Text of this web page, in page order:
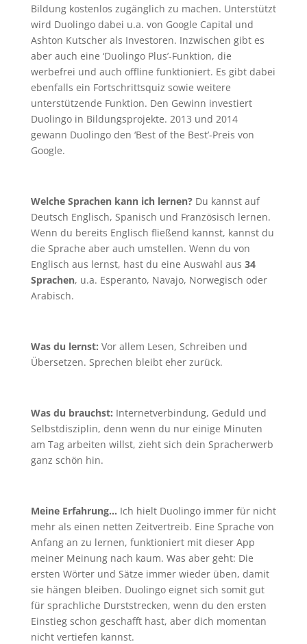
Bildung kostenlos zugänglich zu machen. Unterstützt
wird Duolingo dabei u.a. von Google Capital und
Ashton Kutscher als Investoren. Inzwischen gibt es
aber auch eine ‘Duolingo Plus’-Funktion, die
werbefrei und auch offline funktioniert. Es gibt dabei
ebenfalls ein Fortschrittsquiz sowie weitere
unterstützende Funktion. Den Gewinn investiert
Duolingo in Bildungsprojekte. 2013 und 2014
gewann Duolingo den ‘Best of the Best’-Preis von
Google.
Welche Sprachen kann ich lernen?Du kannst auf
Deutsch Englisch, Spanisch und Französisch lernen.
Wenn du bereits Englisch fließend kannst, kannst du
die Sprache aber auch umstellen. Wenn du von
Englisch aus lernst, hast du eine Auswahl aus 34
Sprachen, u.a. Esperanto, Navajo, Norwegisch oder
Arabisch.
Was du lernst: Vor allem Lesen, Schreiben und
Übersetzen. Sprechen bleibt eher zurück.
Was du brauchst: Internetverbindung, Geduld und
Selbstdisziplin, denn wenn du nur einige Minuten
am Tag arbeiten willst, zieht sich dein Spracherwerb
ganz schön hin.
Meine Erfahrung… Ich hielt Duolingo immer für nicht
mehr als einen netten Zeitvertreib. Eine Sprache von
Anfang an zu lernen, funktioniert mit dieser App
meiner Meinung nach kaum. Was aber geht: Die
ersten Wörter und Sätze immer wieder üben, damit
sie hängen bleiben. Duolingo eignet sich somit gut
für sprachliche Durststrecken, wenn du den ersten
Einstieg schon geschafft hast, aber dich momentan
nicht vertiefen kannst.